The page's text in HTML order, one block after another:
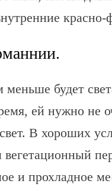
красно-
будет
ей нужно не
В хороших
и прохладное